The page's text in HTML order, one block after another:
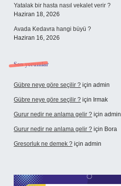
Yatalak bir hasta nasıl vekalet verir ?
Haziran 18, 2026
Avada Kedavra hangi büyü ?
Haziran 16, 2026
Son yorumlar
Gübre neye göre seçilir ? için admin
Gübre neye göre seçilir ? için Irmak
Gurur nedir ne anlama gelir ? için admin
Gurur nedir ne anlama gelir ? için Bora
Gresorluk ne demek ? için admin